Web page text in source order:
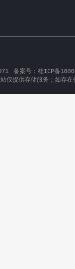
备案号：桂ICP备
仅提供存储服务；如存